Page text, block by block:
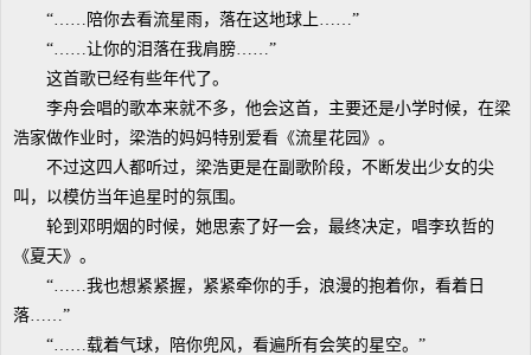
“……陪你去看流星雨，落在这地球上……”
“……让你的泪落在我肩膀……”
这首歌已经有些年代了。
李舟会唱的歌本来就不多，他会这首，主要还是小学时候，在梁
浩家做作业时，梁浩的妈妈特别爱看《流星花园》。
不过这四人都听过，梁浩更是在副歌阶段，不断发出少女的尖
叫，以模仿当年追星时的氛围。
轮到邓明烟的时候，她思索了好一会，最终决定，唱李玖哲的
《夏天》。
“……我也想紧紧握，紧紧牵你的手，浪漫的抱着你，看着日
落……”
“……载着气球，陪你兜风，看遍所有会笑的星空。”